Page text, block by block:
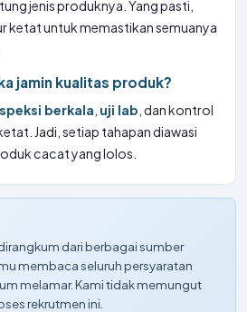
jenis produknya. Yang pasti,
ketat untuk memastikan semuanya
jamin kualitas produk?
berkala uji lab , dan kontrol
Jadi, setiap tahapan diawasi
cacat yang lolos.
dari berbagai sumber
membaca seluruh persyaratan
melamar. Kami tidak memungut
rekrutmen ini.